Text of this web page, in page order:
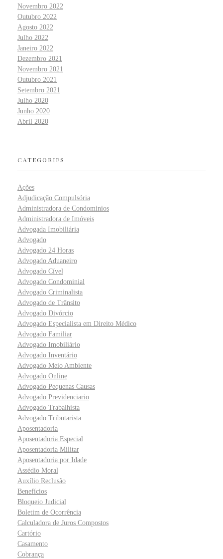
Novembro 2022
Outubro 2022
Agosto 2022
Julho 2022
Janeiro 2022
Dezembro 2021
Novembro 2021
Outubro 2021
Setembro 2021
Julho 2020
Junho 2020
Abril 2020
CATEGORIES
Ações
Adjudicação Compulsória
Administradora de Condominios
Administradora de Imóveis
Advogada Imobiliária
Advogado
Advogado 24 Horas
Advogado Aduaneiro
Advogado Cível
Advogado Condominial
Advogado Criminalista
Advogado de Trânsito
Advogado Divórcio
Advogado Especialista em Direito Médico
Advogado Familiar
Advogado Imobiliário
Advogado Inventário
Advogado Meio Ambiente
Advogado Online
Advogado Pequenas Causas
Advogado Previdenciario
Advogado Trabalhista
Advogado Tributarista
Aposentadoria
Aposentadoria Especial
Aposentadoria Militar
Aposentadoria por Idade
Assédio Moral
Auxílio Reclusão
Benefícios
Bloqueio Judicial
Boletim de Ocorrência
Calculadora de Juros Compostos
Cartório
Casamento
Cobrança